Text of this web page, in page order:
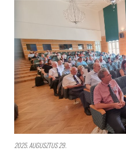
2025. AUGUSZTUS 29.